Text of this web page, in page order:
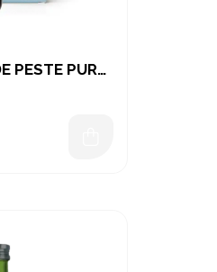
PESTE PUR